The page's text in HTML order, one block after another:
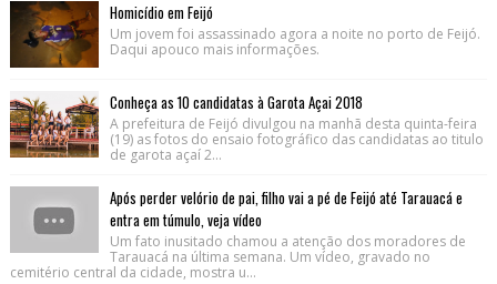
Homicídio em Feijó
Um jovem foi assassinado agora a noite no porto de Feijó.
Daqui apouco mais informações.
Conheça as 10 candidatas à Garota Açai 2018
A prefeitura de Feijó divulgou na manhã desta quinta-feira
(19) as fotos do ensaio fotográfico das candidatas ao titulo
de garota açaí 2...
Após perder velório de pai, filho vai a pé de Feijó até Tarauacá e
entra em túmulo, veja vídeo
Um fato inusitado chamou a atenção dos moradores de
Tarauacá na última semana. Um vídeo, gravado no
cemitério central da cidade, mostra u...